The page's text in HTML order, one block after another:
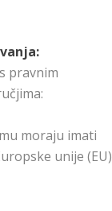
pravnim
moraju imati
unije (EU)